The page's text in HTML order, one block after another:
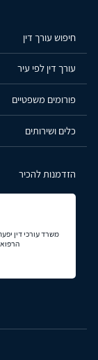
חיפוש עורך דין
עורך דין לפי עיר
פורומים משפטיים
כלים ושירותים
הזדמנות להכיר
משרד עורכי דין